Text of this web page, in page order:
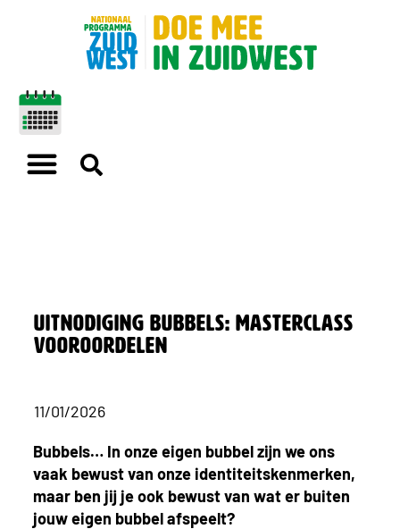
Uitnodiging Bubbels: Masterclass
Vooroordelen
11/01/2026
Bubbels… In onze eigen bubbel zijn we ons
vaak bewust van onze identiteitskenmerken,
maar ben jij je ook bewust van wat er buiten
jouw eigen bubbel afspeelt?